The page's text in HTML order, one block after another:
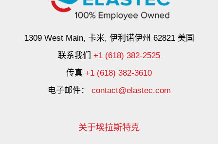
1309 West Main, 卡米, 伊利诺伊州 62821 美国
联系我们 +1 (618) 382-2525
传真 +1 (618) 382-3610
电子邮件： contact@elastec.com
关于埃拉斯特克